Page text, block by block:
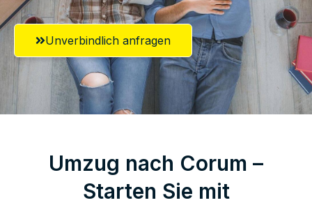
Unverbindlich anfragen
Umzug nach Corum –
Starten Sie mit